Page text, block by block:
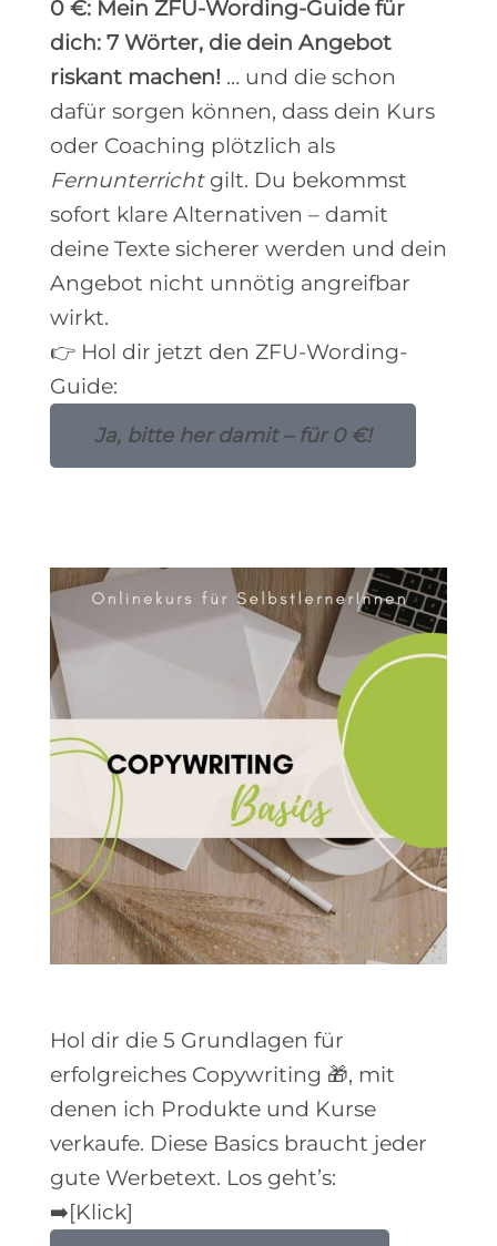
0 €: Mein ZFU-Wording-Guide für
dich: 7 Wörter, die dein Angebot
riskant machen! … und die schon
dafür sorgen können, dass dein Kurs
oder Coaching plötzlich als
Fernunterrichtgilt. Du bekommst
sofort klare Alternativen – damit
deine Texte sicherer werden und dein
Angebot nicht unnötig angreifbar
wirkt.
👉 Hol dir jetzt den ZFU-Wording-
Guide:
Ja, bitte her damit – für 0 €!
Hol dir die 5 Grundlagen für
erfolgreiches Copywriting 🎁, mit
denen ich Produkte und Kurse
verkaufe. Diese Basics braucht jeder
gute Werbetext. Los geht’s:
➡️[Klick]